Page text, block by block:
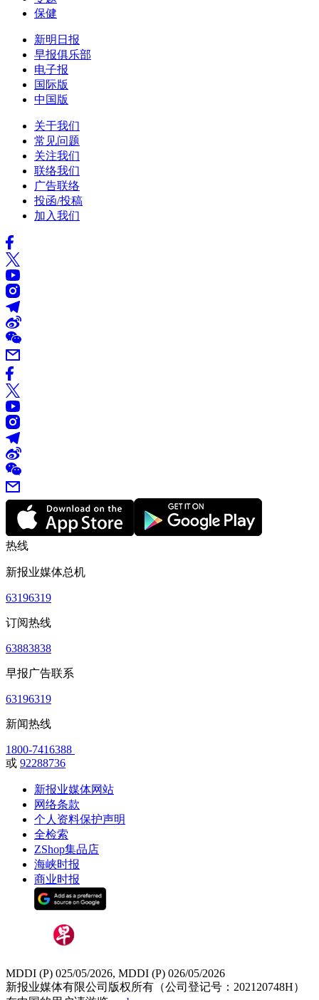
保健
新明日报
早报俱乐部
电子报
国际版
中国版
关于我们
常见问题
关注我们
联络我们
广告联络
投函/投稿
加入我们
热线
新报业媒体总机
63196319
订阅热线
63883838
早报广告联系
63196319
新闻热线
1800-7416388
或 92288736
新报业媒体网站
网络条款
个人资料保护声明
全检索
ZShop集品店
海峡时报
商业时报
MDDI (P) 025/05/2026, MDDI (P) 026/05/2026
新报业媒体有限公司版权所有（公司登记号：202120748H）